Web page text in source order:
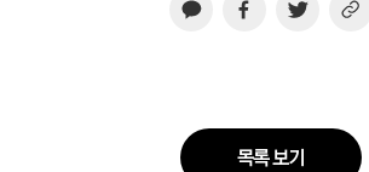
목록 보기